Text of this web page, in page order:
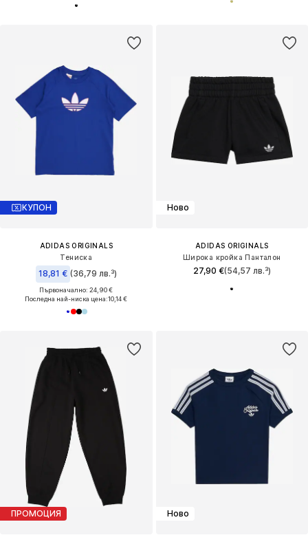
КУПОН
ADIDAS ORIGINALS
Тениска
18,81 € (36,79 лв.³)
Първоначално: 24,90 €
Последна най-ниска цена:10,14 €
Ново
ADIDAS ORIGINALS
Широка кройка Панталон
27,90 €(54,57 лв.³)
ПРОМОЦИЯ Ново